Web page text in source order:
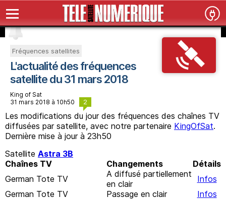
Fréquences satellites
L'actualité des fréquences
satellite du 31 mars 2018
King of Sat
31 mars 2018 à 10h50
2
Les modifications du jour des fréquences des chaînes TV
diffusées par satellite, avec notre partenaire KingOfSat.
Dernière mise à jour à 23h50
Satellite Astra 3B
Chaînes TV
Changements
Détails
German Tote TV
A diffusé partiellement
en clair
Infos
German Tote TV
Passage en clair
Infos